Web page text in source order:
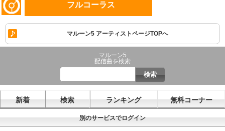
フルコーラス
マルーン5 アーティストページTOPへ
マルーン5
配信曲を検索
新着 検索 ランキング 無料コーナー
別のサービスでログイン